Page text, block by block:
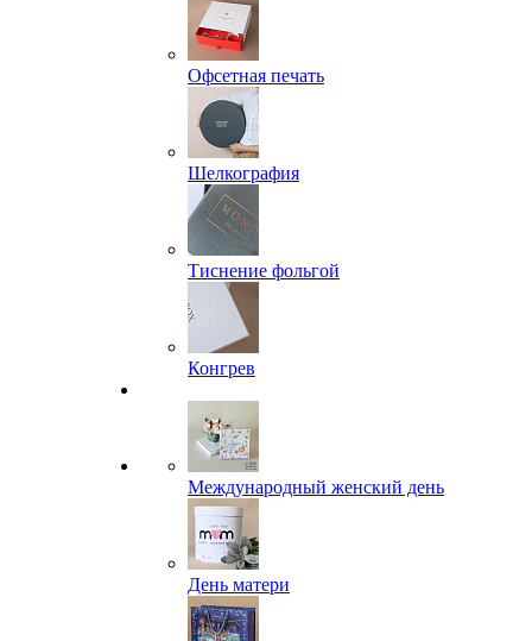
Офсетная печать
Шелкография
Тиснение фольгой
Конгрев
Международный женский день
День матери